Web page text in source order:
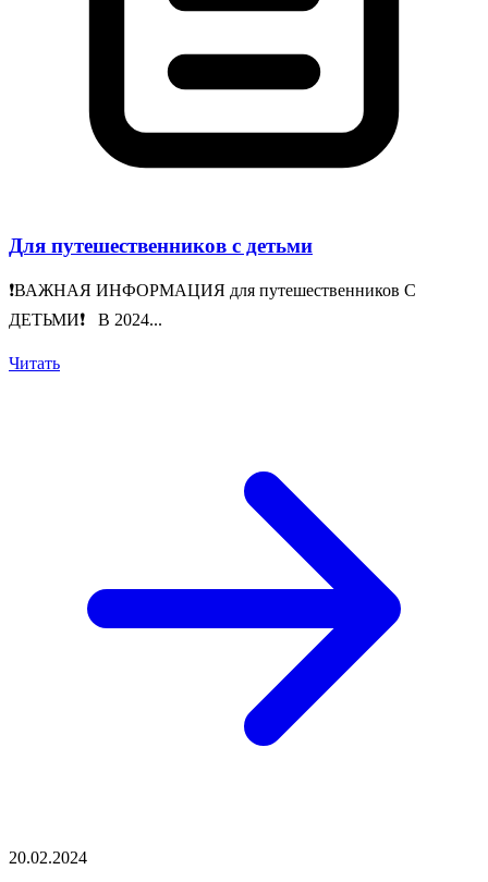
Для путешественников с детьми
❗️ВАЖНАЯ ИНФОРМАЦИЯ для путешественников С
ДЕТЬМИ❗️ В 2024...
Читать
20.02.2024